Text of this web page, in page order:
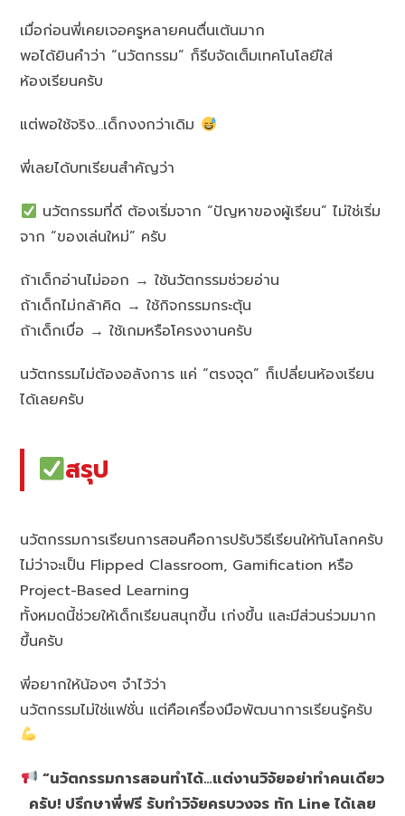
เมื่อก่อนพี่เคยเจอครูหลายคนตื่นเต้นมาก
พอได้ยินคำว่า “นวัตกรรม” ก็รีบจัดเต็มเทคโนโลยีใส่
ห้องเรียนครับ
แต่พอใช้จริง…เด็กงงกว่าเดิม
พี่เลยได้บทเรียนสำคัญว่า
นวัตกรรมที่ดี ต้องเริ่มจาก “ปัญหาของผู้เรียน” ไม่ใช่เริ่ม
จาก “ของเล่นใหม่” ครับ
ถ้าเด็กอ่านไม่ออก → ใช้นวัตกรรมช่วยอ่าน
ถ้าเด็กไม่กล้าคิด → ใช้กิจกรรมกระตุ้น
ถ้าเด็กเบื่อ → ใช้เกมหรือโครงงานครับ
นวัตกรรมไม่ต้องอลังการ แค่ “ตรงจุด” ก็เปลี่ยนห้องเรียน
ได้เลยครับ
สรุป
นวัตกรรมการเรียนการสอนคือการปรับวิธีเรียนให้ทันโลกครับ
ไม่ว่าจะเป็น Flipped Classroom, Gamification หรือ
Project-Based Learning
ทั้งหมดนี้ช่วยให้เด็กเรียนสนุกขึ้น เก่งขึ้น และมีส่วนร่วมมาก
ขึ้นครับ
พี่อยากให้น้องๆ จำไว้ว่า
นวัตกรรมไม่ใช่แฟชั่น แต่คือเครื่องมือพัฒนาการเรียนรู้ครับ
“นวัตกรรมการสอนทำได้…แต่งานวิจัยอย่าทำคนเดียว
ครับ! ปรึกษาพี่ฟรี รับทำวิจัยครบวงจร ทัก Line ได้เลย